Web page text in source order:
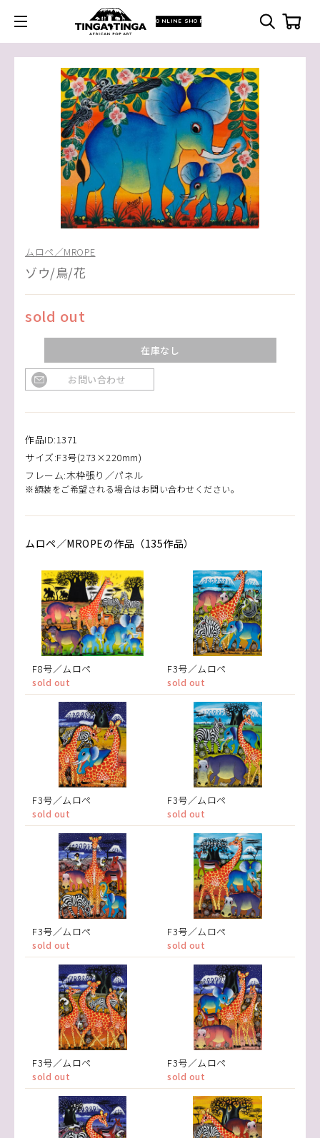
ONLINE SHOP
ムロペ／MROPE
ゾウ/鳥/花
sold out
在庫なし
お問い合わせ
作品ID:1371
サイズ:F3号(273×220mm)
フレーム:木枠張り／パネル
※額装をご希望される場合はお問い合わせください。
ムロペ／MROPEの作品（135作品）
F8号／ムロペ
sold out
F3号／ムロペ
sold out
F3号／ムロペ
sold out
F3号／ムロペ
sold out
F3号／ムロペ
sold out
F3号／ムロペ
sold out
F3号／ムロペ
sold out
F3号／ムロペ
sold out